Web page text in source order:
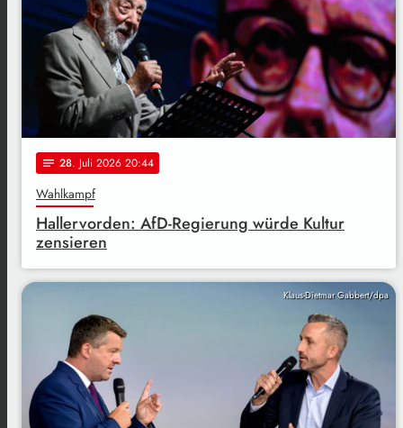
notes 28. Juli 2026 20:44
Wahlkampf
Hallervorden: AfD-Regierung würde Kultur
zensieren
Klaus-Dietmar Gabbert/dpa